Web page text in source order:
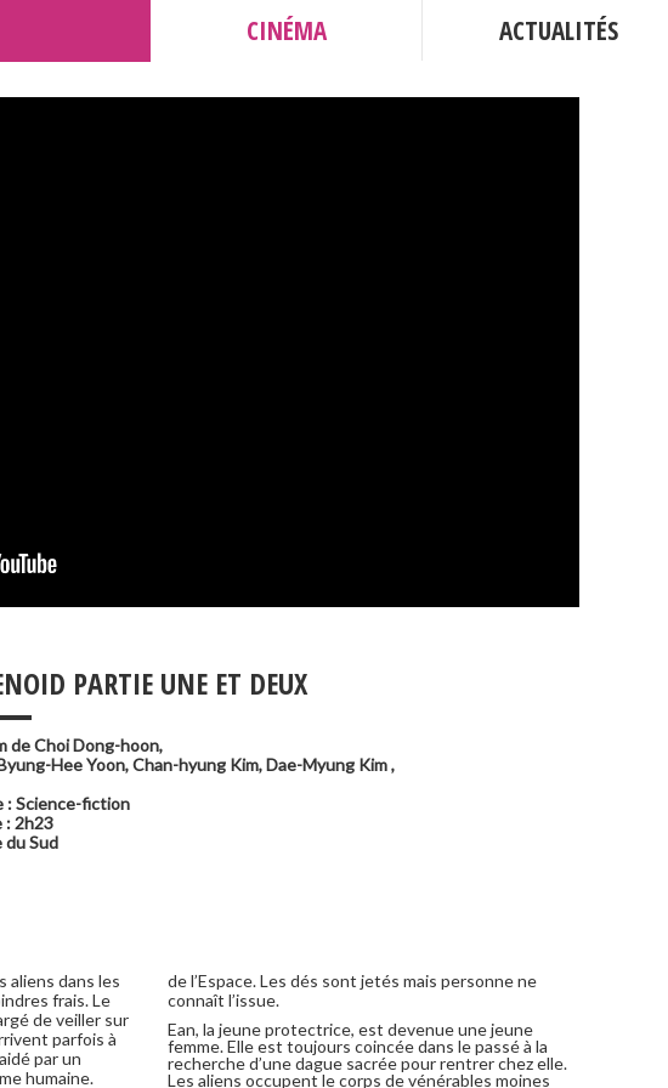
CINÉMA ACTUALITÉS
PARTIE UNE ET DEUX
deChoi Dong-hoon,
Hee Yoon,Chan-hyung Kim,Dae-Myung Kim,
: Science-fiction
: 2h23
du Sud
aliens dans les
frais. Le
de veiller sur
parfois à
par un
humaine.
personne ne
connaît l’issue.
Ean, la jeune protectrice, est devenue une jeune
femme. Elle est toujours coincée dans le passé à la
recherche d’une dague sacrée pour rentrer chez elle.
Les aliens occupent le corps de vénérables moines